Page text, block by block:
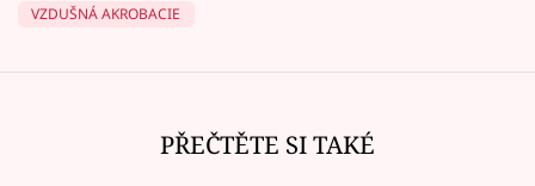
VZDUŠNÁ AKROBACIE
PŘEČTĚTE SI TAKÉ